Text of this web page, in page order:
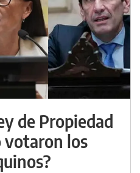
de Propiedad
votaron los